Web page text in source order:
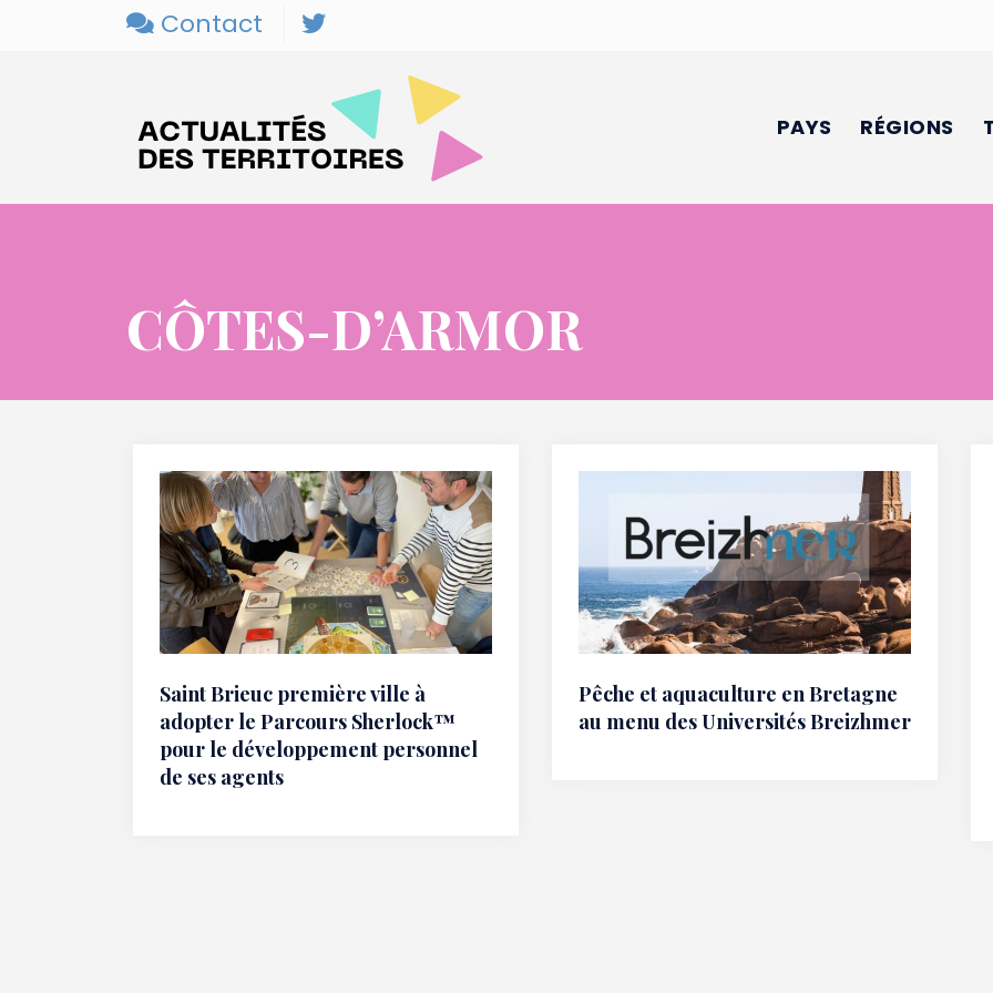
Contact
PAYS RÉGIONS
CÔTES-D’ARMOR
Saint Brieuc première ville à
adopter le Parcours Sherlock™
pour le développement personnel
de ses agents
Pêche et aquaculture en Bretagne
au menu des Universités Breizhmer